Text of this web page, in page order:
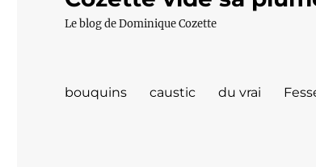
Le blog de Dominique Cozette
bouquins caustic du vrai